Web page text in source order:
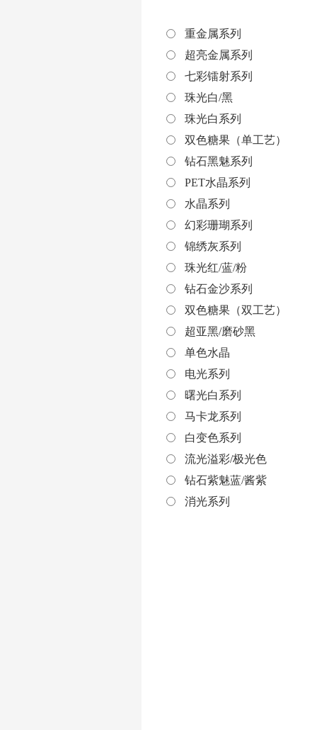
重金属系列
超亮金属系列
七彩镭射系列
珠光白/黑
珠光白系列
双色糖果（单工艺）
钻石黑魅系列
PET水晶系列
水晶系列
幻彩珊瑚系列
锦绣灰系列
珠光红/蓝/粉
钻石金沙系列
双色糖果（双工艺）
超亚黑/磨砂黑
单色水晶
电光系列
曙光白系列
马卡龙系列
白变色系列
流光溢彩/极光色
钻石紫魅蓝/酱紫
消光系列